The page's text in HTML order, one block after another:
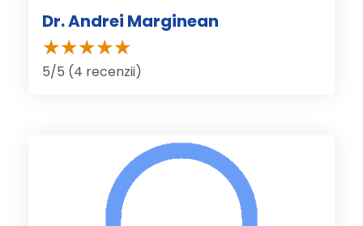
Dr. Andrei Marginean
5/5 (4 recenzii)